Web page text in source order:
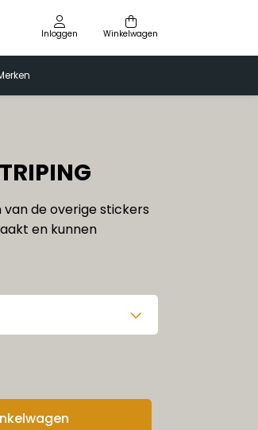
Inloggen Winkelwagen
van de overige stickers
en kunnen